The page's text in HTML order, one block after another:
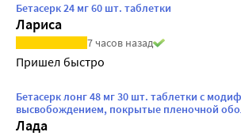
Бетасерк 24 мг 60 шт. таблетки
Лариса
7 часов назад
Пришел быстро
Бетасерк лонг 48 мг 30 шт. таблетки с
высвобождением, покрытые пленочной
Лада